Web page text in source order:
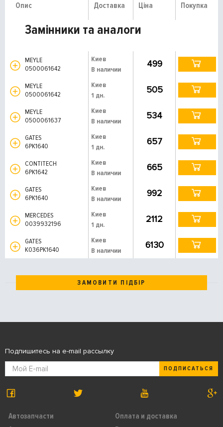
Опис Доставка Ціна Покупка
Замінники та аналоги
MEYLE
0500061642
Киев
В наличии
499
MEYLE
0500061642
Киев
1 дн.
505
MEYLE
0500061637
Киев
В наличии
534
GATES
6PK1640
Киев
1 дн.
657
CONTITECH
6PK1642
Киев
В наличии
665
GATES
6PK1640
Киев
В наличии
992
MERCEDES
0039932196
Киев
1 дн.
2112
GATES
K036PK1640
Киев
В наличии
6130
ЗАМОВИТИ ПІДБІР
Автозапчасти
Оплата и доставка
Подпишитесь на e-mail рассылку
ПОДПИСАТЬСЯ